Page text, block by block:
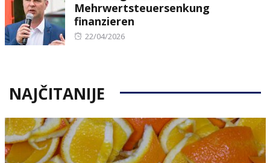
Mehrwertsteuersenkung
finanzieren
Posted
22/04/2026
NAJČITANIJE